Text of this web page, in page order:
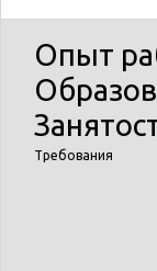
Опыт
Требования